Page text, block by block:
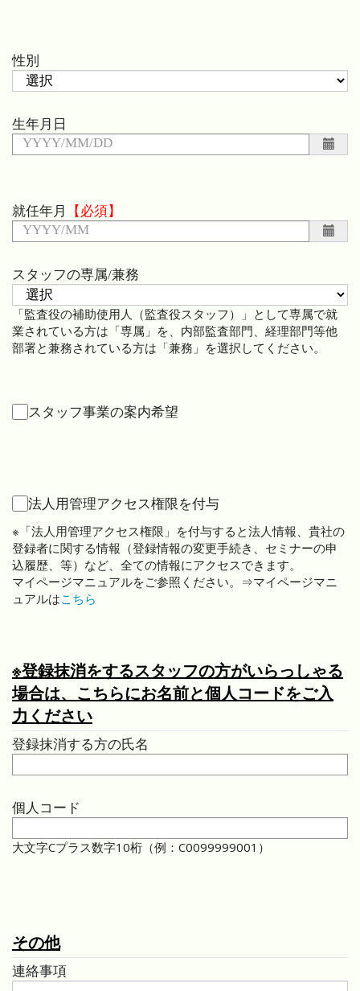
性別
生年月日
就任年月
スタッフの専属/兼務
「監査役の補助使用人（監査役スタッフ）」として専属で就
業されている方は「専属」を、内部監査部門、経理部門等他
部署と兼務されている方は「兼務」を選択してください。
スタッフ事業の案内希望
法人用管理アクセス権限を付与
※「法人用管理アクセス権限」を付与すると法人情報、貴社の
登録者に関する情報（登録情報の変更手続き、セミナーの申
込履歴、等）など、全ての情報にアクセスできます。
マイページマニュアルをご参照ください。⇒マイページマニ
ュアルはこちら
※登録抹消をするスタッフの方がいらっしゃる
場合は、こちらにお名前と個人コードをご入
力ください
登録抹消する方の氏名
個人コード
大文字Cプラス数字10桁（例：C0099999001）
その他
連絡事項